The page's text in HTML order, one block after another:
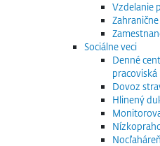
Vzdelanie
Sociálne veci
Denné
pracoviská
Dovoz
Hlinený